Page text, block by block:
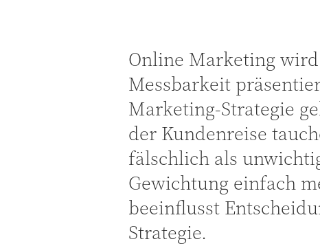
Online Marketing
Messbarkeit
Marketing-Strategie
der Kundenreise
fälschlich als
Gewichtung einfach
beeinflusst
Strategie.